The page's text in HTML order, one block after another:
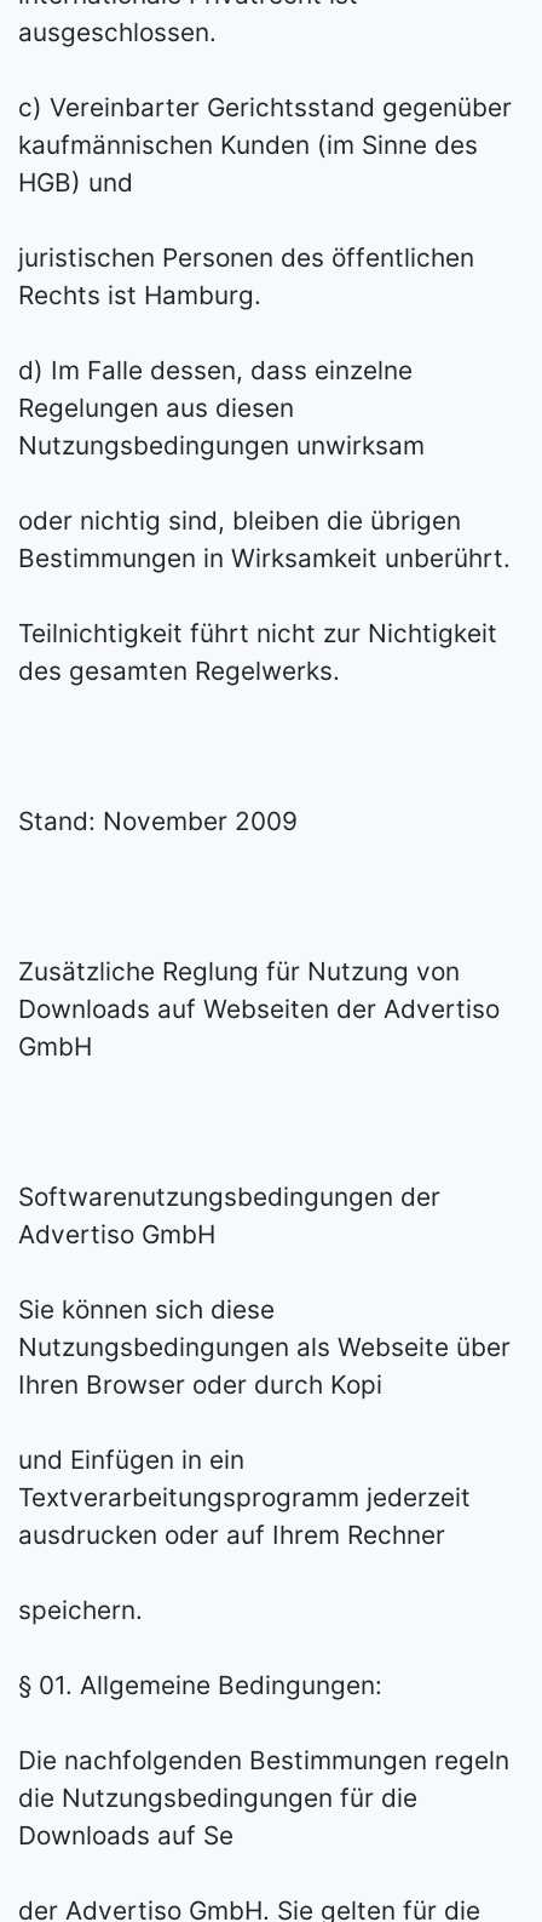
ausgeschlossen.
c) Vereinbarter Gerichtsstand gegenüber
kaufmännischen Kunden (im Sinne des
HGB) und
juristischen Personen des öffentlichen
Rechts ist Hamburg.
d) Im Falle dessen, dass einzelne
Regelungen aus diesen
Nutzungsbedingungen unwirksam
oder nichtig sind, bleiben die übrigen
Bestimmungen in Wirksamkeit unberührt.
Teilnichtigkeit führt nicht zur Nichtigkeit
des gesamten Regelwerks.
Stand: November 2009
Zusätzliche Reglung für Nutzung von
Downloads auf Webseiten der Advertiso
GmbH
Softwarenutzungsbedingungen der
Advertiso GmbH
Sie können sich diese
Nutzungsbedingungen als Webseite über
Ihren Browser oder durch Kopi
und Einfügen in ein
Textverarbeitungsprogramm jederzeit
ausdrucken oder auf Ihrem Rechner
speichern.
§ 01. Allgemeine Bedingungen:
Die nachfolgenden Bestimmungen regeln
die Nutzungsbedingungen für die
Downloads auf Se
der Advertiso GmbH. Sie gelten für die